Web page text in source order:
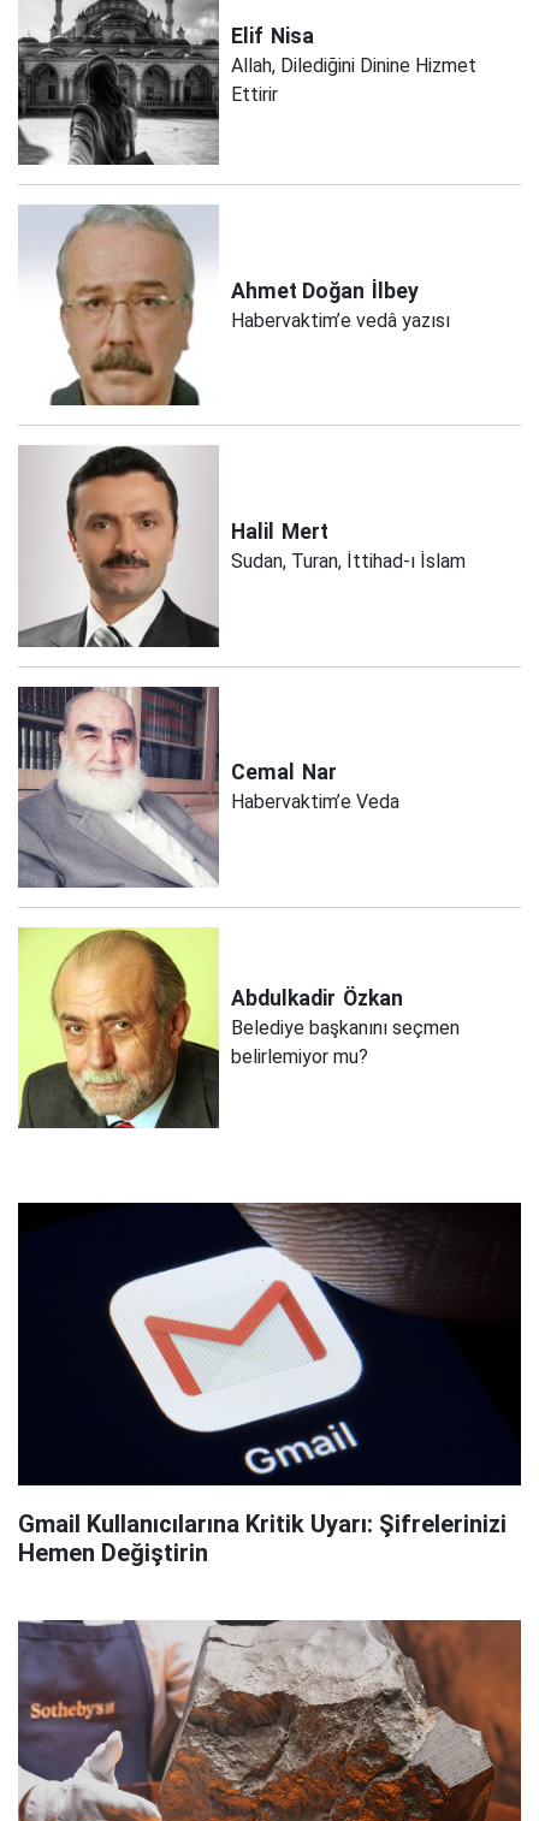
Elif Nisa
Allah, Dilediğini Dinine Hizmet
Ettirir
Ahmet Doğan İlbey
Habervaktim’e vedâ yazısı
Halil Mert
Sudan, Turan, İttihad-ı İslam
Cemal Nar
Habervaktim’e Veda
Abdulkadir Özkan
Belediye başkanını seçmen
belirlemiyor mu?
Gmail Kullanıcılarına Kritik Uyarı: Şifrelerinizi
Hemen Değiştirin